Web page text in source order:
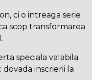
ci o intreaga serie
scop transformarea
speciala valabila
inscrierii la